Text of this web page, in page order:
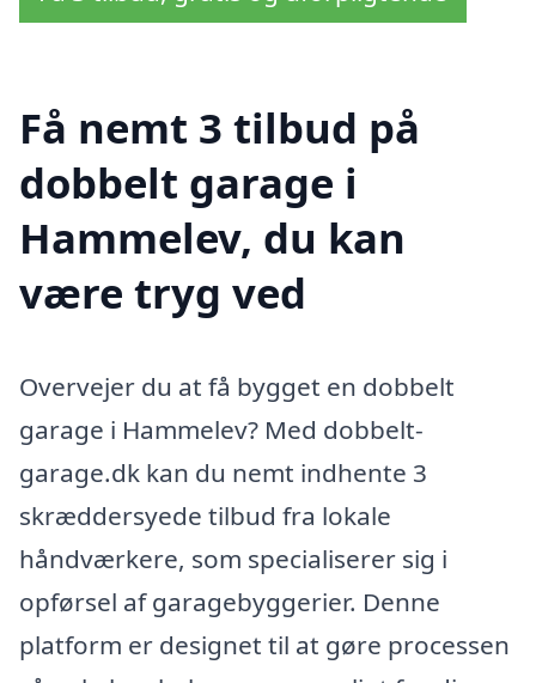
Få nemt 3 tilbud på
dobbelt garage i
Hammelev, du kan
være tryg ved
Overvejer du at få bygget en dobbelt
garage i Hammelev? Med dobbelt-
garage.dk kan du nemt indhente 3
skræddersyede tilbud fra lokale
håndværkere, som specialiserer sig i
opførsel af garagebyggerier. Denne
platform er designet til at gøre processen